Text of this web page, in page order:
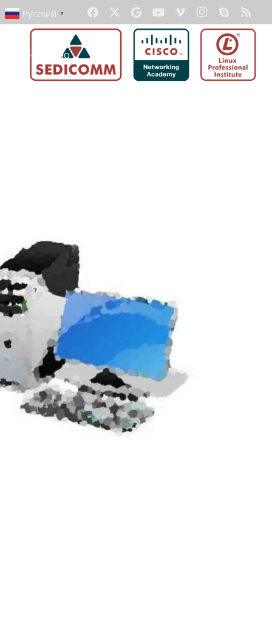
Русский ▼
бесплатно